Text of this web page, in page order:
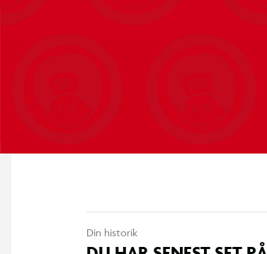
Din historik